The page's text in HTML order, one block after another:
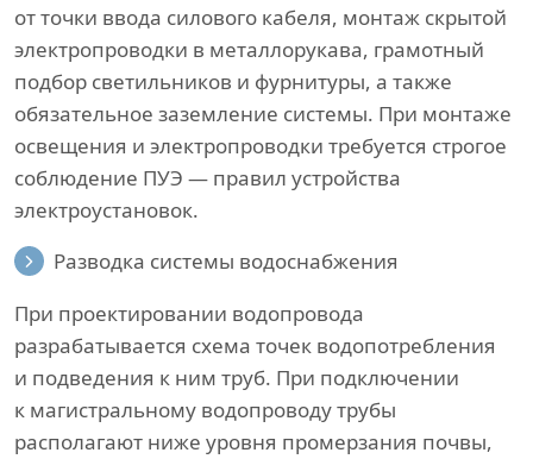
от точки ввода силового кабеля, монтаж скрытой
электропроводки в металлорукава, грамотный
подбор светильников и фурнитуры, а также
обязательное заземление системы. При монтаже
освещения и электропроводки требуется строгое
соблюдение ПУЭ — правил устройства
электроустановок.
Разводка системы водоснабжения
При проектировании водопровода
разрабатывается схема точек водопотребления
и подведения к ним труб. При подключении
к магистральному водопроводу трубы
располагают ниже уровня промерзания почвы,